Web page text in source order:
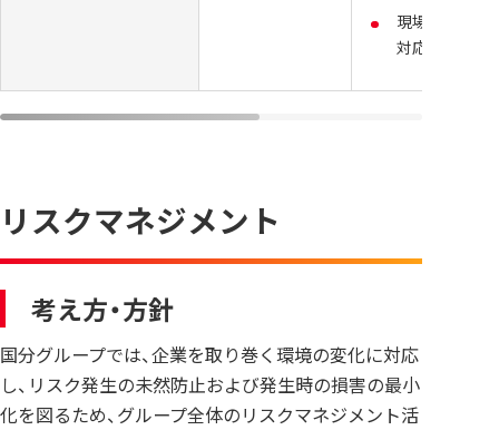
現場と主管部
対応
リスクマネジメント
考え方・方針
国分グループでは、企業を取り巻く環境の変化に対応
し、リスク発生の未然防止および発生時の損害の最小
化を図るため、グループ全体のリスクマネジメント活